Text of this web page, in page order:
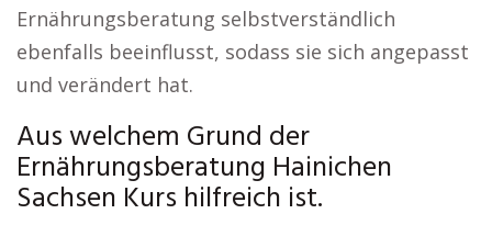
Ernährungsberatung selbstverständlich
ebenfalls beeinflusst, sodass sie sich angepasst
und verändert hat.
Aus welchem Grund der
Ernährungsberatung Hainichen
Sachsen Kurs hilfreich ist.